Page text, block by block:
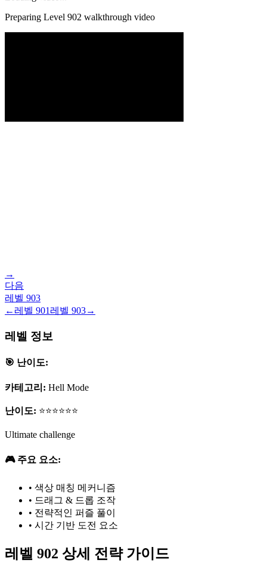
Preparing Level 902 walkthrough video
→
다음
레벨 903
← 레벨 901 레벨 903→
레벨 정보
🎯 난이도:
카테고리: Hell Mode
난이도: ⭐⭐⭐⭐⭐⭐
Ultimate challenge
🎮 주요 요소:
• 색상 매칭 메커니즘
• 드래그 & 드롭 조작
• 전략적인 퍼즐 풀이
• 시간 기반 도전 요소
레벨 902 상세 전략 가이드